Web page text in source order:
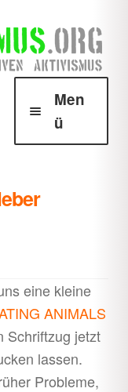
Men
ü
öffnen
öffnen
eine kleine
ANIMALS
Schriftzug jetzt
lassen.
Probleme,